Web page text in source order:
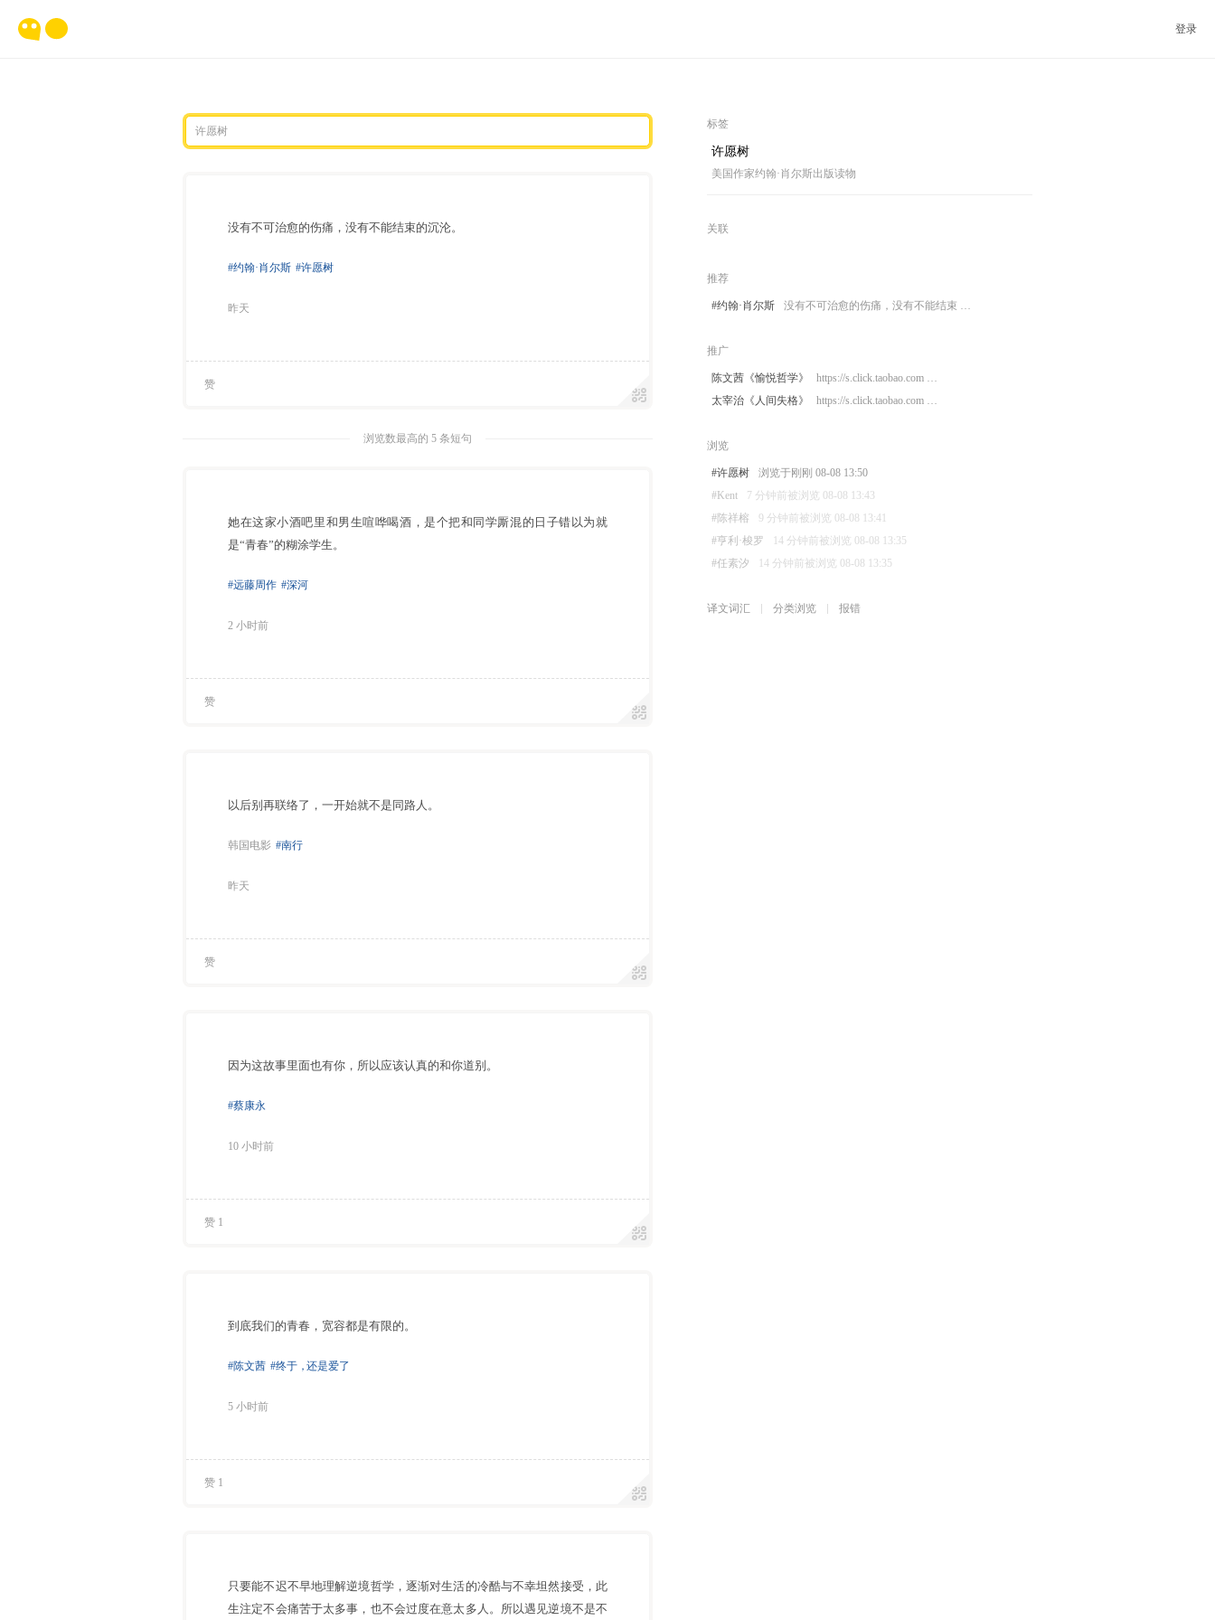
登录
没有不可治愈的伤痛，没有不能结束的沉沦。
#约翰·肖尔斯 #许愿树
昨天
赞
浏览数最高的 5 条短句
她在这家小酒吧里和男生喧哗喝酒，是个把和同学厮混的日子错以为就
是“青春”的糊涂学生。
#远藤周作 #深河
2 小时前
赞
以后别再联络了，一开始就不是同路人。
韩国电影 #南行
昨天
赞
因为这故事里面也有你，所以应该认真的和你道别。
#蔡康永
10 小时前
赞 1
到底我们的青春，宽容都是有限的。
#陈文茜 #终于 ，还是爱了
5 小时前
赞 1
只要能不迟不早地理解逆境哲学，逐渐对生活的冷酷与不幸坦然接受，此
生注定不会痛苦于太多事，也不会过度在意太多人。所以遇见逆境不是不
标签
许愿树
美国作家约翰·肖尔斯出版读物
关联
推荐
#约翰·肖尔斯 没有不可治愈的伤痛，没有不能结束 …
推广
陈文茜《愉悦哲学》
https://s.click.taobao.com …
太宰治《人间失格》
https://s.click.taobao.com …
浏览
#许愿树
浏览于刚刚 08-08 13:50
#Kent
7 分钟前被浏览 08-08 13:43
#陈祥榕
9 分钟前被浏览 08-08 13:41
#亨利·梭罗
14 分钟前被浏览 08-08 13:35
#任素汐
14 分钟前被浏览 08-08 13:35
译文词汇 分类浏览 报错